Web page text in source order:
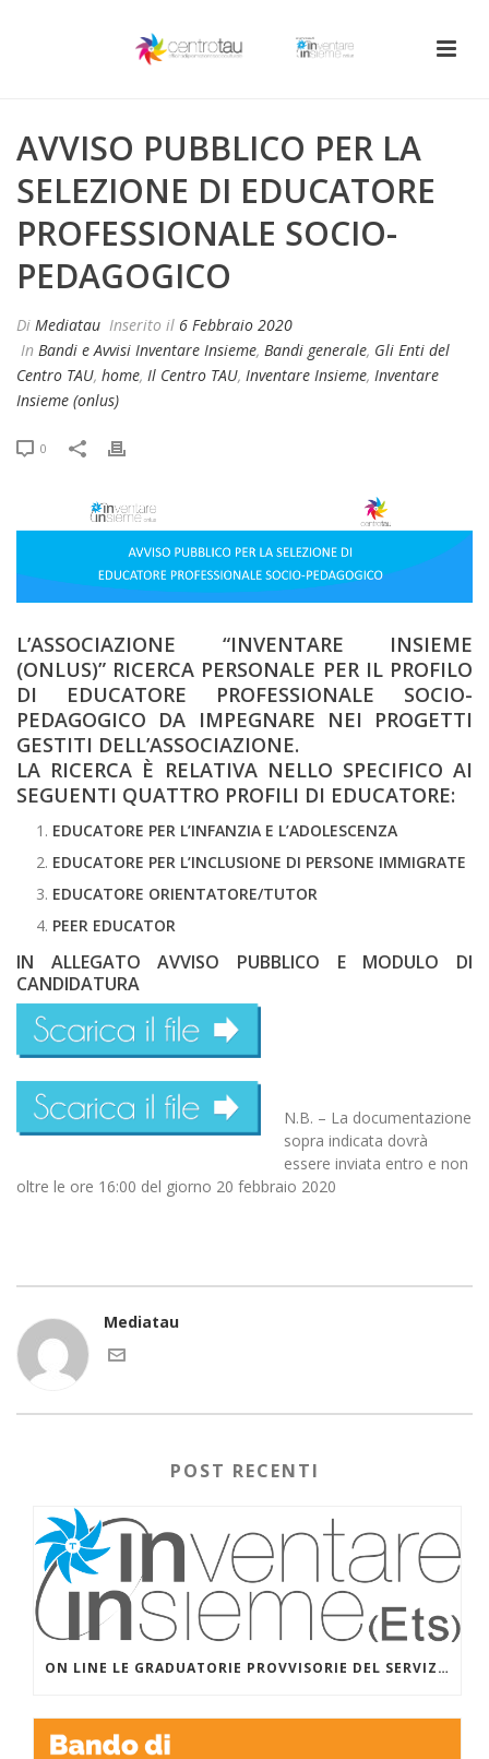
AVVISO PUBBLICO PER LA
SELEZIONE DI EDUCATORE
PROFESSIONALE SOCIO-
PEDAGOGICO
Di Mediatau Inserito il 6 Febbraio 2020
In Bandi e Avvisi Inventare Insieme, Bandi generale, Gli Enti del
Centro TAU, home, Il Centro TAU, Inventare Insieme, Inventare
Insieme (onlus)
0
L’ASSOCIAZIONE “INVENTARE INSIEME
(ONLUS)” RICERCA PERSONALE PER IL PROFILO
DI EDUCATORE PROFESSIONALE SOCIO-
PEDAGOGICO DA IMPEGNARE NEI PROGETTI
GESTITI DELL’ASSOCIAZIONE.
LA RICERCA È RELATIVA NELLO SPECIFICO AI
SEGUENTI QUATTRO PROFILI DI EDUCATORE:
EDUCATORE PER L’INFANZIA E L’ADOLESCENZA
EDUCATORE PER L’INCLUSIONE DI PERSONE IMMIGRATE
EDUCATORE ORIENTATORE/TUTOR
PEER EDUCATOR
IN ALLEGATO AVVISO PUBBLICO E MODULO DI
CANDIDATURA
N.B. – La documentazione
sopra indicata dovrà
essere inviata entro e non
oltre le ore 16:00 del giorno 20 febbraio 2020
Mediatau
POST RECENTI
ON LINE LE GRADUATORIE PROVVISORIE DEL SERVIZIO CIVILE UNIVERSALE PER I PROGETTI DI INVENTARE INSIEME (ETS) CON SALESIANI PER IL SOCIALE